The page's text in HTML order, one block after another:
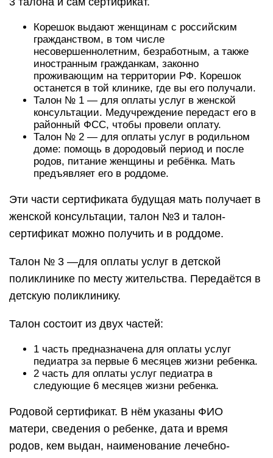
Корешок выдают женщинам с российским
гражданством, в том числе
несовершеннолетним, безработным, а также
иностранным гражданкам, законно
проживающим на территории РФ. Корешок
останется в той клинике, где вы его получали.
Талон № 1 — для оплаты услуг в женской
консультации. Медучреждение передаст его в
районный ФСС, чтобы провели оплату.
Талон № 2 — для оплаты услуг в родильном
доме: помощь в дородовый период и после
родов, питание женщины и ребёнка. Мать
предъявляет его в роддоме.
Эти части сертификата будущая мать получает в
женской консультации, талон №3 и талон-
сертификат можно получить и в роддоме.
Талон № 3 —для оплаты услуг в детской
поликлинике по месту жительства. Передаётся в
детскую поликлинику.
Талон состоит из двух частей:
1 часть предназначена для оплаты услуг
педиатра за первые 6 месяцев жизни ребенка.
2 часть для оплаты услуг педиатра в
следующие 6 месяцев жизни ребенка.
Родовой сертификат. В нём указаны ФИО
матери, сведения о ребенке, дата и время
родов, кем выдан, наименование лечебно-